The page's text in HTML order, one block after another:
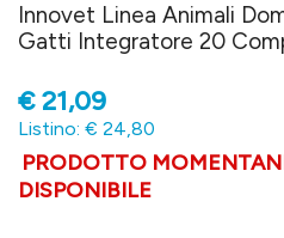
Innovet Linea Animali
Gatti Integratore 20
€21,09
Listino: € 24,80
PRODOTTO
DISPONIBILE